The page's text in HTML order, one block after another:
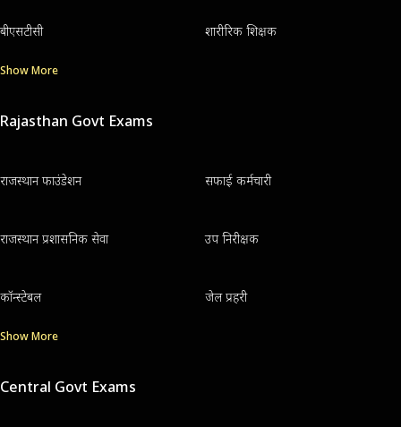
बीएसटीसी शारीरिक शिक्षक
Show More
Rajasthan Govt Exams
राजस्थान फाउंडेशन सफाई कर्मचारी
राजस्थान प्रशासनिक सेवा उप निरीक्षक
कॉन्स्टेबल जेल प्रहरी
Show More
Central Govt Exams